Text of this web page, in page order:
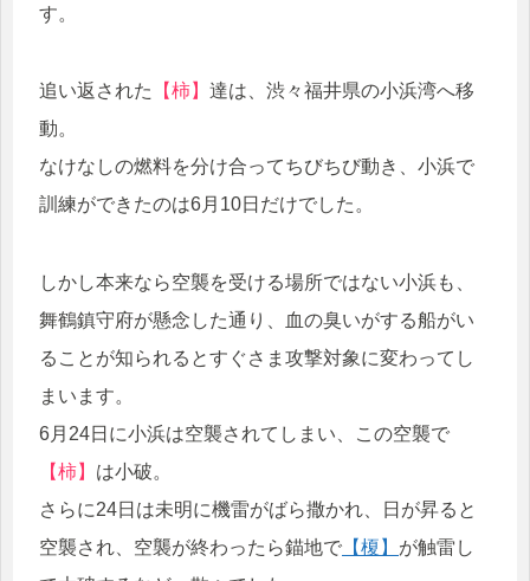
す。
追い返された 【柿】 達は、渋々福井県の小浜湾へ移
動。
なけなしの燃料を分け合ってちびちび動き、小浜で
訓練ができたのは6月10日だけでした。
しかし本来なら空襲を受ける場所ではない小浜も、
舞鶴鎮守府が懸念した通り、血の臭いがする船がい
ることが知られるとすぐさま攻撃対象に変わってし
まいます。
6月24日に小浜は空襲されてしまい、この空襲で
【柿】 は小破。
さらに24日は未明に機雷がばら撒かれ、日が昇ると
空襲され、空襲が終わったら錨地で 【榎】 が触雷し